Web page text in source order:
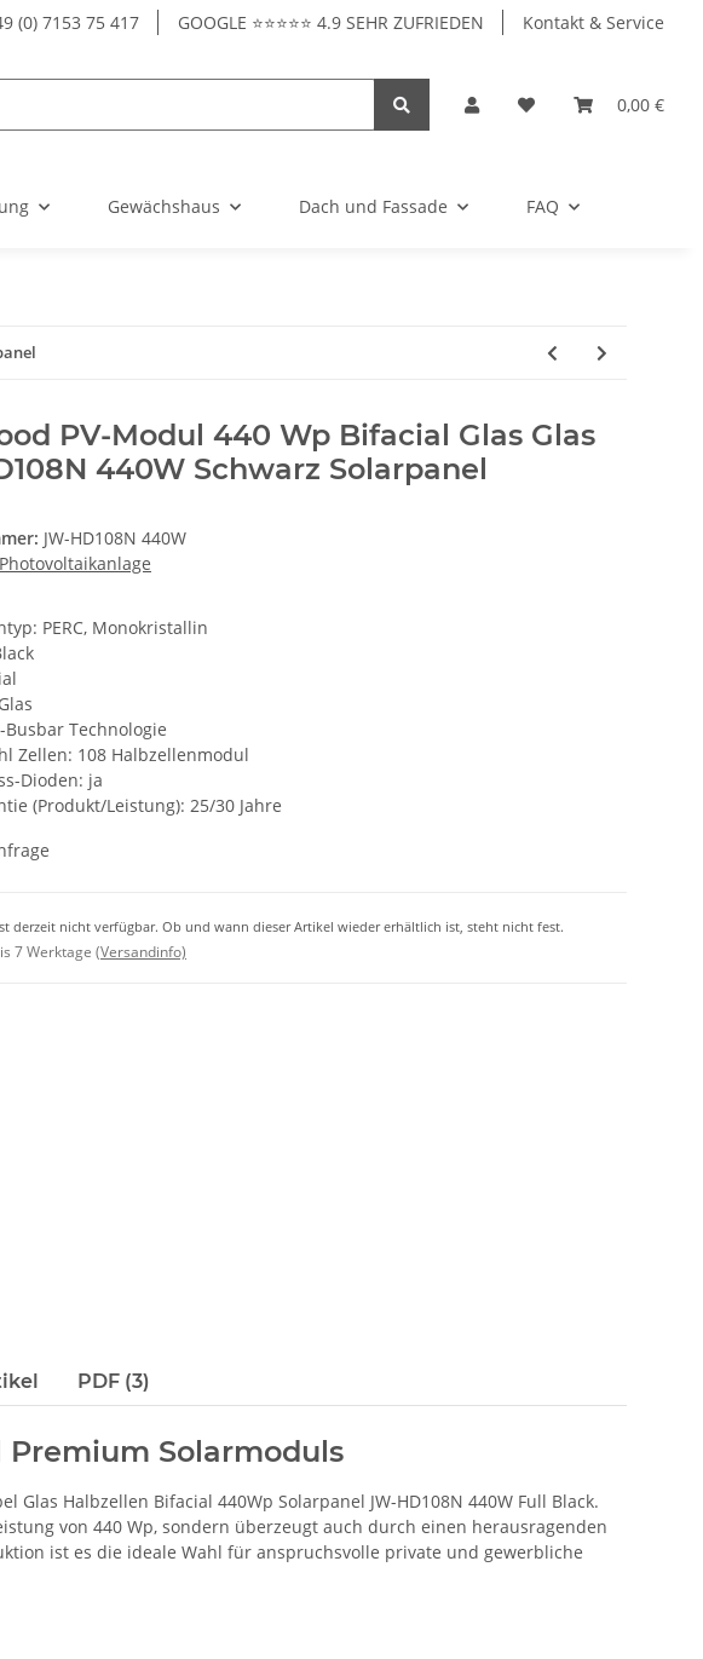
(0) 7153 75 417 GOOGLE ⭐⭐⭐⭐⭐ 4.9 SEHR ZUFRIEDEN Kontakt & Service
0,00 €
Gewächshaus Dach und Fassade FAQ
PV-Modul 440 Wp Bifacial Glas Glas
440W Schwarz Solarpanel
JW-HD108N 440W
Photovoltaikanlage
PERC, Monokristallin
Technologie
Zellen: 108 Halbzellenmodul
Dioden: ja
(Produkt/Leistung): 25/30 Jahre
derzeit nicht verfügbar. Ob und wann dieser Artikel wieder erhältlich ist, steht nicht fest.
7 Werktage (Versandinfo)
PDF (3)
Premium Solarmoduls
Halbzellen Bifacial 440Wp Solarpanel JW-HD108N 440W Full Black.
von 440 Wp, sondern überzeugt auch durch einen herausragenden
ist es die ideale Wahl für anspruchsvolle private und gewerbliche